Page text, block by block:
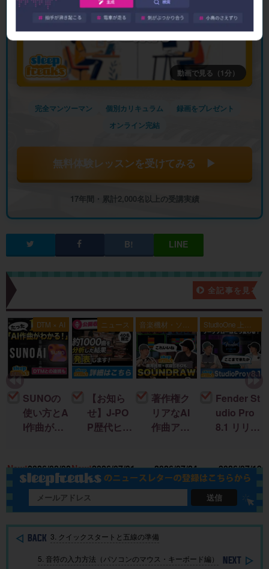
動画で見る（1分）
完全マンツーマン 個別カリキュラム
録画をプレゼント
オンライン完結
無料体験レッスンを受けてみる ▶
17年間・累計2,000名以上の受講実績
新着記事一覧 全記事を見る
DTM × AI
SUNOの
使い方とA
I作曲がわ
に生成AI
を取り入
れる基本
ガイド
New!2026/08/02
ニュース
【お知ら
せ】J-PO
P歴代ヒッ
析”する公
開収録イ
ベント開
催
New!2026/07/31
音楽機材・ソフ
ト
著作権ク
リアなAI
作曲アプ
Grid」｜M
ac・iOSで
単に作
成！
2026/07/24
StudioOne 上級
者編
Fender St
udio Pro
8.1 リリー
点まとめ
2026/07/19
送信
3. クイックスタートと五線の準備
5. 音符の入力方法（パソコンのマウス・キーボード編）